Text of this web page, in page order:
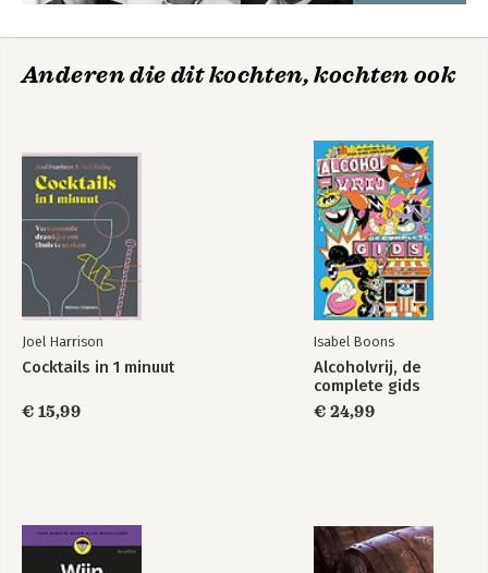
Anderen die dit kochten, kochten ook
Joel Harrison
Cocktails in 1 minuut
€ 15,99
Isabel Boons
Alcoholvrij, de
complete gids
€ 24,99